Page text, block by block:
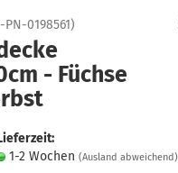
PN-0198561)
- Füchse
1-2 Wochen (Ausland abweichend)